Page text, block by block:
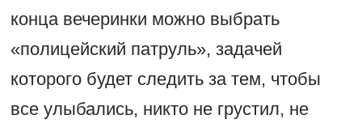
конца вечеринки можно выбрать
«полицейский патруль», задачей
которого будет следить за тем, чтобы
все улыбались, никто не грустил, не